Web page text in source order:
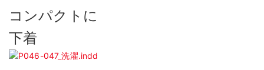
コンパクトに
下着